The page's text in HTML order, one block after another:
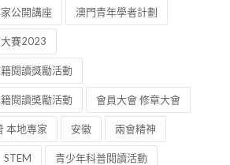
公開講座 澳門青年學者計劃
賽2023
閱讀獎勵活動
閱讀奬勵活動 會員大會 修章大會
本地專家 安徽 兩會精神
STEM 青少年科普閱讀活動